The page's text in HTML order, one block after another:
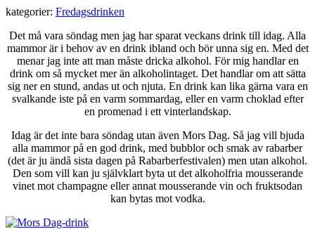
kategorier: Fredagsdrinken
Det må vara söndag men jag har sparat veckans drink till idag. Alla
mammor är i behov av en drink ibland och bör unna sig en. Med det
menar jag inte att man måste dricka alkohol. För mig handlar en
drink om så mycket mer än alkoholintaget. Det handlar om att sätta
sig ner en stund, andas ut och njuta. En drink kan lika gärna vara en
svalkande iste på en varm sommardag, eller en varm choklad efter
en promenad i ett vinterlandskap.
Idag är det inte bara söndag utan även Mors Dag. Så jag vill bjuda
alla mammor på en god drink, med bubblor och smak av rabarber
(det är ju ändå sista dagen på Rabarberfestivalen) men utan alkohol.
Den som vill kan ju självklart byta ut det alkoholfria mousserande
vinet mot champagne eller annat mousserande vin och fruktsodan
kan bytas mot vodka.